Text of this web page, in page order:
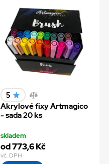
5
Akrylové fixy Artmagico
- sada 20 ks
skladem
od 773,6 Kč
vč. DPH